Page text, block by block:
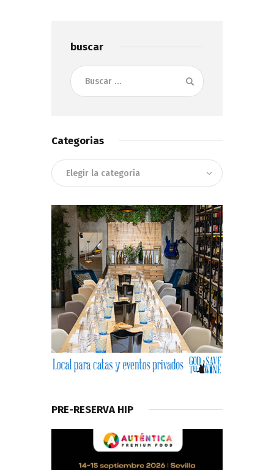
buscar
Buscar:
Categorias
Categorias
PRE-RESERVA HIP